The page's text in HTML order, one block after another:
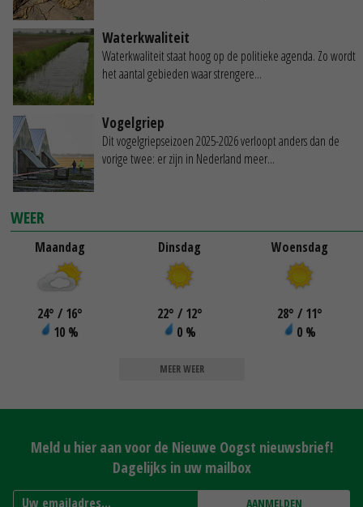
Waterkwaliteit
Waterkwaliteit staat hoog op de politieke agenda. Zo wordt
het aantal gebieden waar strengere...
Vogelgriep
Dit vogelgriepseizoen 2025-2026 verloopt anders dan de
vorige twee: er zijn in Nederland meer...
WEER
Maandag
24° / 16°
10 %
Dinsdag
22° / 12°
0 %
Woensdag
28° / 11°
0 %
MEER WEER
Meld u hier aan voor de Nieuwe Oogst nieuwsbrief!
Dagelijks in uw mailbox
AANMELDEN